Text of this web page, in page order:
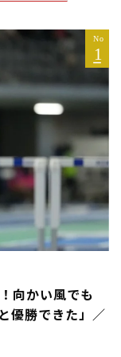
向かい風でも
優勝できた」／